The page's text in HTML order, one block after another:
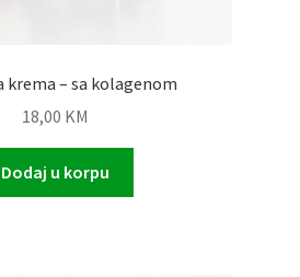
krema – sa kolagenom
18,00 KM
Dodaj u korpu